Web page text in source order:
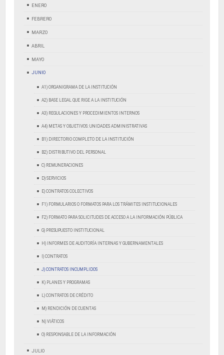
ENERO
FEBRERO
MARZO
ABRIL
MAYO
JUNIO
A1) ORGANIGRAMA DE LA INSTITUCIÓN
A2) BASE LEGAL QUE RIGE A LA INSTITUCIÓN
A3) REGULACIONES Y PROCEDIMIENTOS INTERNOS
A4) METAS Y OBJETIVOS: UNIDADES ADMINISTRATIVAS
B1) DIRECTORIO COMPLETO DE LA INSTITUCIÓN
B2) DISTRIBUTIVO DEL PERSONAL
C) REMUNERACIONES
D) SERVICIOS
E) CONTRATOS COLECTIVOS
F1) FORMULARIOS O FORMATOS PARA LOS TRÁMITES INSTITUCIONALES
F2) FORMATO PARA SOLICITUDES DE ACCESO A LA INFORMACIÓN PÚBLICA
G) PRESUPUESTO INSTITUCIONAL
H) INFORMES DE AUDITORÍA INTERNAS Y GUBERNAMENTALES
I) CONTRATOS
J) CONTRATOS INCUMPLIDOS
K) PLANES Y PROGRAMAS
L) CONTRATOS DE CRÉDITO
M) RENDICIÓN DE CUENTAS
N) VIÁTICOS
O) RESPONSABLE DE LA INFORMACIÓN
JULIO